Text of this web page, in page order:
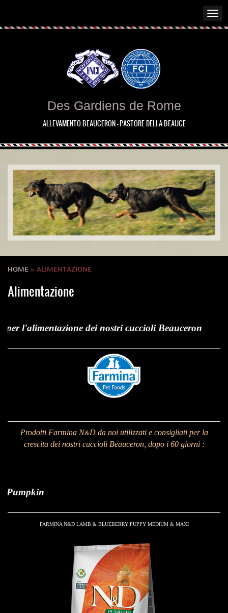
Des Gardiens de Rome
ALLEVAMENTO BEAUCERON - PASTORE DELLA BEAUCE
HOME » ALIMENTAZIONE
Alimentazione
l'alimentazione dei nostri cuccioli Beauceron
Prodotti Farmina N&D da noi utilizzati e consigliati per la
crescita dei nostri cuccioli Beauceron, dopo i 60 giorni :
FARMINA N&D LAMB & BLUEBERRY PUPPY MEDIUM & MAXI